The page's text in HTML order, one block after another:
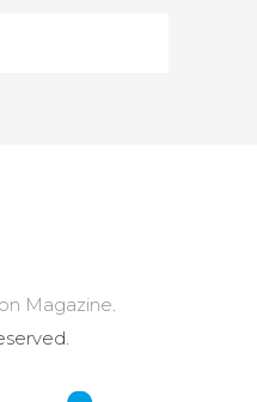
Magazine